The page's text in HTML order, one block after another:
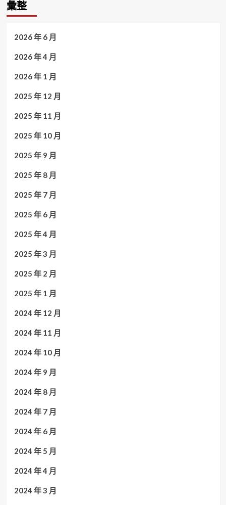
彙整
2026 年 6 月
2026 年 4 月
2026 年 1 月
2025 年 12 月
2025 年 11 月
2025 年 10 月
2025 年 9 月
2025 年 8 月
2025 年 7 月
2025 年 6 月
2025 年 4 月
2025 年 3 月
2025 年 2 月
2025 年 1 月
2024 年 12 月
2024 年 11 月
2024 年 10 月
2024 年 9 月
2024 年 8 月
2024 年 7 月
2024 年 6 月
2024 年 5 月
2024 年 4 月
2024 年 3 月